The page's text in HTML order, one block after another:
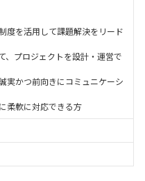
度を活用して課題解決をリード
、プロジェクトを設計・運営で
実かつ前向きにコミュニケーシ
柔軟に対応できる方